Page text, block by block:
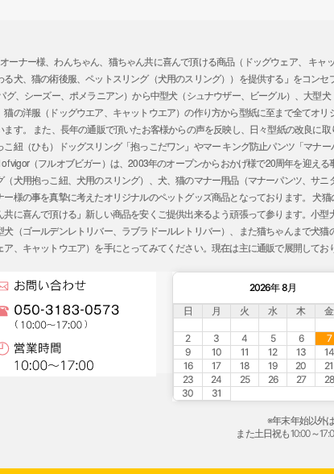
ーナー様、わんちゃん、猫ちゃん共に喜んで頂ける商品（ドッグウェア、 キ
犬、猫の術後服、ペットスリング（犬用のスリング））を提供する」をコン
、シーズー、ポメラニアン）から中型犬（シュナウザー、ビーグル）、大型
の洋服（ドッグウエア、キャットウエア）の作り方から型紙に至まで全てオ
す。 また、長年の通販で頂いたお客様からの声を反映し、日々型紙の改良に取
紐（ひも）ドッグスリング「抱っこだワン」やマー キング防止パンツ「マナ
vigor（フルオブビガー）は、2003年のオープンからおかげ様で20周年を迎え
犬用抱っこ紐、犬用のスリング）、犬、猫のマナー用品（マナーパンツ、サ
様の事を真摯に考えたオリジナルのペットグッズ商品となっております。 犬
に喜んで頂ける」新しい商品を安くご提供出来るよう頑張って参ります。小
（ゴールデンレトリバー、ラブラドールレトリバー）、また猫ちゃんまで犬
、キャットウエア）を手にとってみてください。現在は主に通販で展開してお
2026年 8月
日
月 火 水 木 金
2
3 4 5 6 7
9
10 11 12 13 14
16
17 18 19 20 21
23
24 25 26 27 28
30
31
※年末年始以外
また土日祝も10:00～